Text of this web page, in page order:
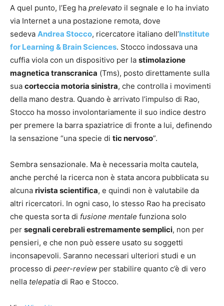
A quel punto, l’Eeg ha prelevato il segnale e lo ha inviato
via Internet a una postazione remota, dove
sedeva Andrea Stocco, ricercatore italiano dell’Institute
for Learning & Brain Sciences. Stocco indossava una
cuffia viola con un dispositivo per la stimolazione
magnetica transcranica (Tms), posto direttamente sulla
sua corteccia motoria sinistra, che controlla i movimenti
della mano destra. Quando è arrivato l’impulso di Rao,
Stocco ha mosso involontariamente il suo indice destro
per premere la barra spaziatrice di fronte a lui, definendo
la sensazione “una specie di tic nervoso”.
Sembra sensazionale. Ma è necessaria molta cautela,
anche perché la ricerca non è stata ancora pubblicata su
alcuna rivista scientifica, e quindi non è valutabile da
altri ricercatori. In ogni caso, lo stesso Rao ha precisato
che questa sorta di fusione mentale funziona solo
per segnali cerebrali estremamente semplici, non per
pensieri, e che non può essere usato su soggetti
inconsapevoli. Saranno necessari ulteriori studi e un
processo di peer-review per stabilire quanto c’è di vero
nella telepatia di Rao e Stocco.